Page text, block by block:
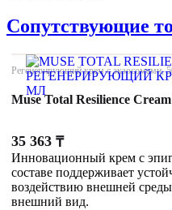
Сопутствующие
Регенерирующий крем с экзосомами,
Muse Total Resilience
35 363 ₸
Инновационный крем с
составе поддерживает
воздействию внешней
внешний вид.